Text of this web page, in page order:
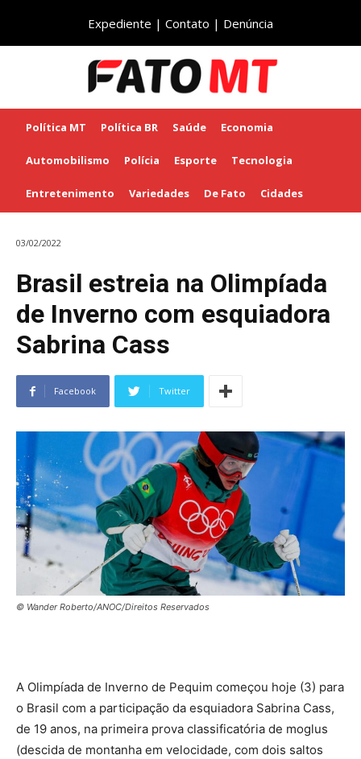
Expediente | Contato | Denúncia
Política MT Política BR Saúde Economia
Automobilismo Polícia Esporte Tecnologia
Entretenimento Variedades De Fato Cidades
03/02/2022
Brasil estreia na Olimpíada
de Inverno com esquiadora
Sabrina Cass
Facebook Twitter
© Wander Roberto/ANOC/Direitos Reservados
A Olimpíada de Inverno de Pequim começou hoje (3) para
o Brasil com a participação da esquiadora Sabrina Cass,
de 19 anos, na primeira prova classificatória de moglus
(descida de montanha em velocidade, com dois saltos